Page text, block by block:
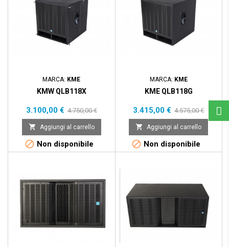
MARCA: KME
KMW QLB118X
Prezzo
3.100,00 € Prezzo
base
4.750,00 €
 Aggiungi al carrello
 Non disponibile
MARCA: KME
KME QLB118G
Prezzo
3.415,00 € Prezzo
base
4.575,00 €
 Aggiungi al carrello
 Non disponibile